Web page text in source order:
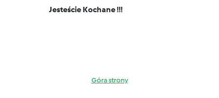
Jesteście Kochane !!!
Góra strony